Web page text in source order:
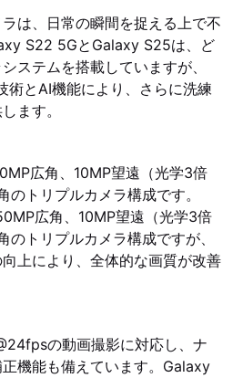
は、日常の瞬間を捉える上で不
S22 5GとGalaxy S25は、ど
ステムを搭載していますが、
術とAI機能により、さらに洗練
ます。
広角、10MP望遠（光学3倍
のトリプルカメラ構成です。
広角、10MP望遠（光学3倍
のトリプルカメラ構成ですが、
上により、全体的な画質が改善
の動画撮影に対応し、ナ
機能も備えています。Galaxy